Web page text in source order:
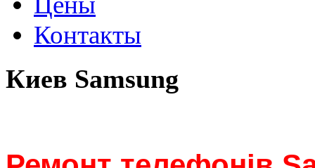
Контакты
Киев Samsung